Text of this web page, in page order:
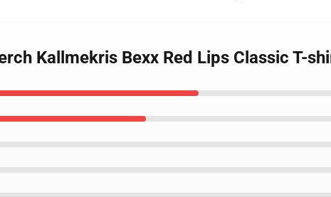
Kallmekris Bexx Red Lips Classic T-